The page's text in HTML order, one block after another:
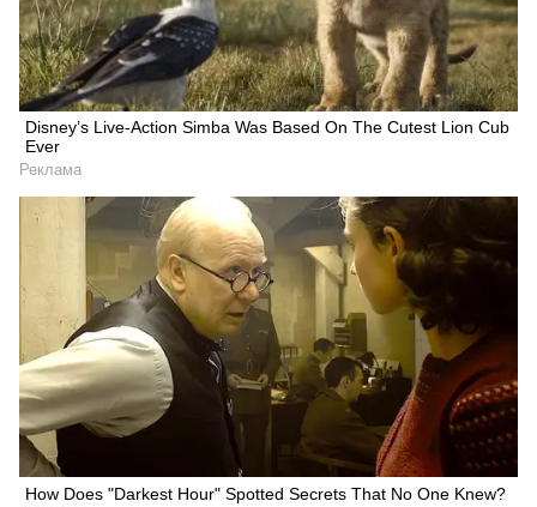
Disney’s Live-Action Simba Was Based On The Cutest Lion Cub
Ever
Реклама
How Does "Darkest Hour" Spotted Secrets That No One Knew?